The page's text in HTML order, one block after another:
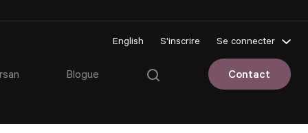
English S'inscrire Se connecter
Espace client
Blogue Contact